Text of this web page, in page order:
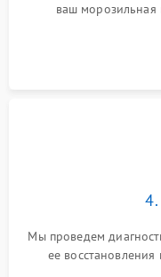
ваш морозильная
Мы проведем
ее